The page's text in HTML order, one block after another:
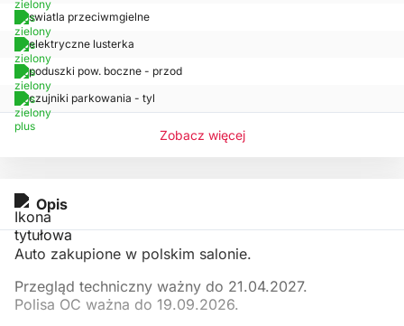
swiatla przeciwmgielne
elektryczne lusterka
poduszki pow. boczne - przod
czujniki parkowania - tyl
Zobacz więcej
Opis
Auto zakupione w polskim salonie.
Przegląd techniczny ważny do 21.04.2027.
Polisa OC ważna do 19.09.2026.